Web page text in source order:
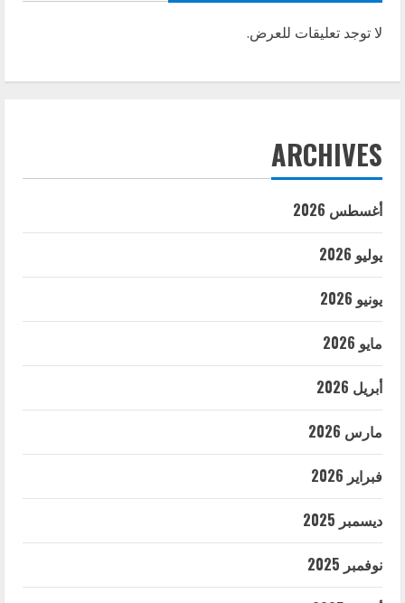
لا توجد تعليقات للعرض.
ARCHIVES
أغسطس 2026
يوليو 2026
يونيو 2026
مايو 2026
أبريل 2026
مارس 2026
فبراير 2026
ديسمبر 2025
نوفمبر 2025